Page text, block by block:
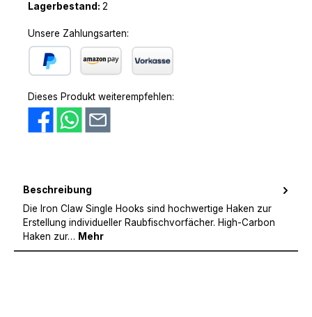
Lagerbestand: 2
Unsere Zahlungsarten:
Dieses Produkt weiterempfehlen:
Beschreibung
Die Iron Claw Single Hooks sind hochwertige Haken zur
Erstellung individueller Raubfischvorfächer. High-Carbon
Haken zur… Mehr